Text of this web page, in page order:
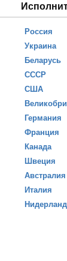
Россия
Украина
Беларусь
СССР
США
Германия
Франция
Канада
Швеция
Австралия
Италия